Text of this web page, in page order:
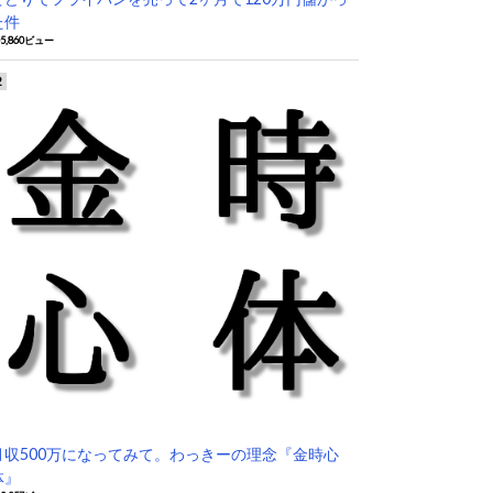
件
ビュー
収500万になってみて。わっきーの理念『金時心